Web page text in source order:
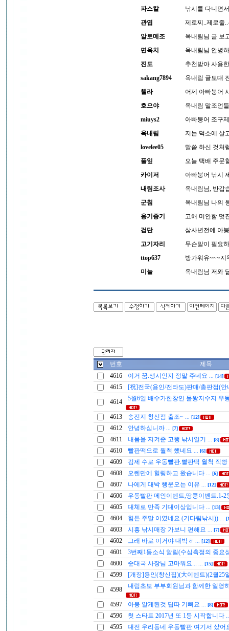
파스칼
낚시를 다니면
관엽
제로찌..제로줄
알토메조
옥내림님 글 보
면옥치
옥내림님 안녕
진도
추천받아 사용
sakang7894
옥내림 글토대
첼라
어제 아빠붕어
호으야
옥내림 말조언
miuys2
아빠붕어 조구
옥내림
저는 덕소에 살
lovelee05
말씀 하신 것처
풀잎
오늘 택배 주문
카이저
아빠붕어 낚시
내림조사
옥내림님, 반갑
군침
옥내림님 나의
옹기종기
고해 미안함 멋
검단
삼사년전에 아
고기자리
무슨말이 필요
ttop637
방가워유~~~지
미늘
옥내림님 저와
번호
제목
4616
이거 꿈.생시인지 정말 주네요 [14]
4615 [祝]전국(용인/전라도)판매/총판점(
4614 5월6일 배수가한창인 물왕저수지 우
4613 송전지 창신점 출조~ [12]
4612 안녕하십니까 [7]
4611 내몸을 지켜준 고행 낚시일기 [8]
4610 빨판떡으로 월척 했네요 [6]
4609
김제 수로 우동빨판.빨판떡 월척 직빵
4608
오렌만에 힐링하고 왔습니다 [6]
4607 나에게 대박 행운오는 이유 [12]
4606
우동빨판 메인이벤트,땅콩이벤트.1-
4605
대체로 만족 기대이상입니다 [13]
4604 힘든 주말 이였네요 (기다림낚시))
4603 시흥 낚시매장 가보니 편해요 [7]
4602 그래 바로 이거야 대박ㅎ [12]
4601
3번째1등소식 알림(수심측정의 중요
4600
순대국 사장님 고마워요... [15]
4599 [개장]용인(창신집)(大이벤트)(2월25
4598 내림초보 부부회원님과 함께한 일영
4597 아붕 알게된것 딥따 기뻐요 [8]
4596 첫 스타트 2017년 또 1등 시작합니다
4595
대전 우리동네 우동빨판 여기서 샀어